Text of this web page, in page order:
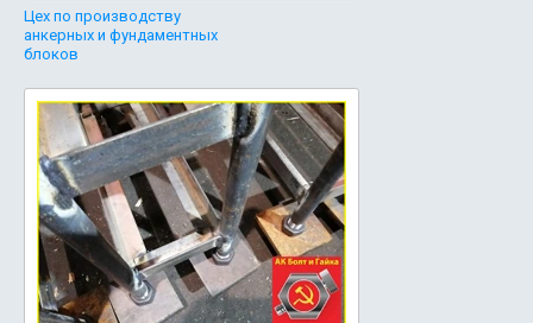
Цех по производству
анкерных и фундаментных
блоков